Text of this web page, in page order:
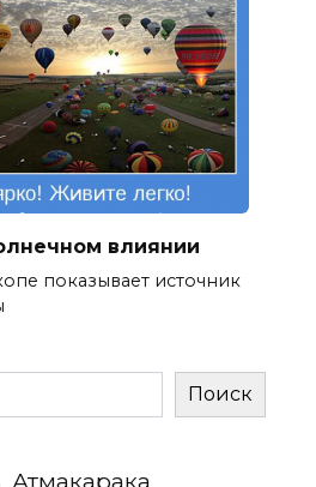
влиянии
показывает источник
Поиск
Атмакарака